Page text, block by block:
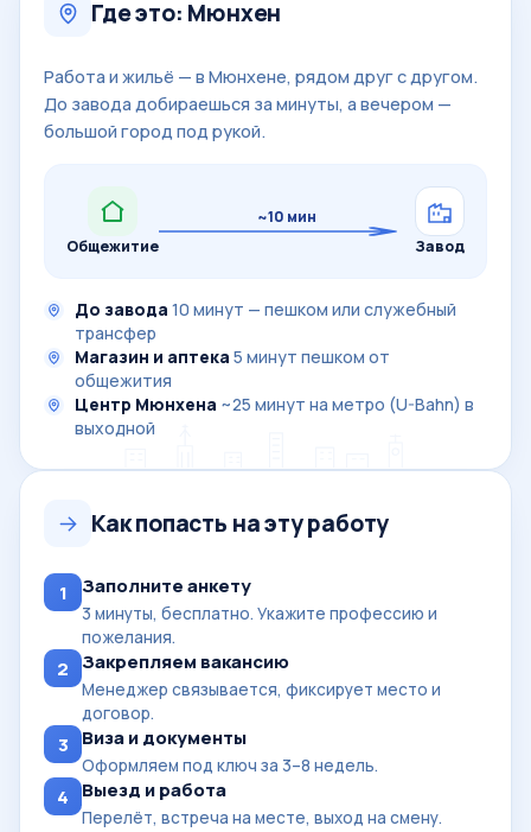
Где это: Мюнхен
Работа и жильё — в Мюнхене, рядом друг с другом.
До завода добираешься за минуты, а вечером —
большой город под рукой.
Общежитие
~10 мин
Завод
До завода 10 минут — пешком или служебный
трансфер
Магазин и аптека 5 минут пешком от
общежития
Центр Мюнхена ~25 минут на метро (U-Bahn) в
выходной
Как попасть на эту работу
1 Заполните анкету
3 минуты, бесплатно. Укажите профессию и
пожелания.
2 Закрепляем вакансию
Менеджер связывается, фиксирует место и
договор.
3 Виза и документы
Оформляем под ключ за 3–8 недель.
4 Выезд и работа
Перелёт, встреча на месте, выход на смену.